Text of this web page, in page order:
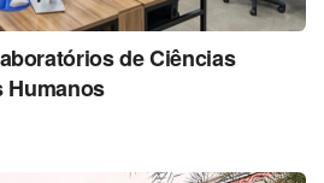
de Ciências
Humanos